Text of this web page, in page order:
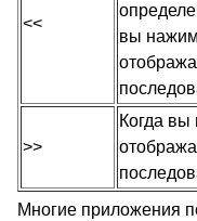
<<
вы
>>
Когда вы
Многие приложения